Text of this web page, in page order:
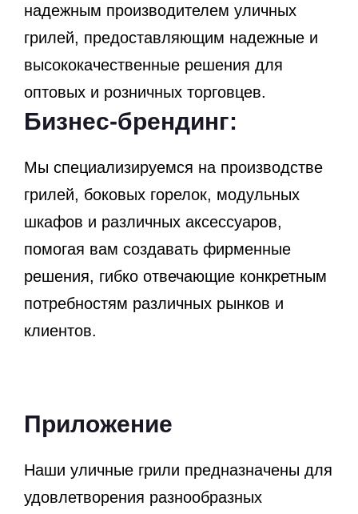
надежным производителем уличных
грилей, предоставляющим надежные и
высококачественные решения для
оптовых и розничных торговцев.
Бизнес-брендинг:
Мы специализируемся на производстве
грилей, боковых горелок, модульных
шкафов и различных аксессуаров,
помогая вам создавать фирменные
решения, гибко отвечающие конкретным
потребностям различных рынков и
клиентов.
Приложение
Наши уличные грили предназначены для
удовлетворения разнообразных